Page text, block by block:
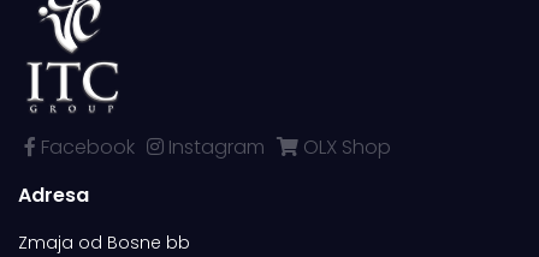
Facebook Instagram
OLX Shop
Adresa
Zmaja od Bosne bb